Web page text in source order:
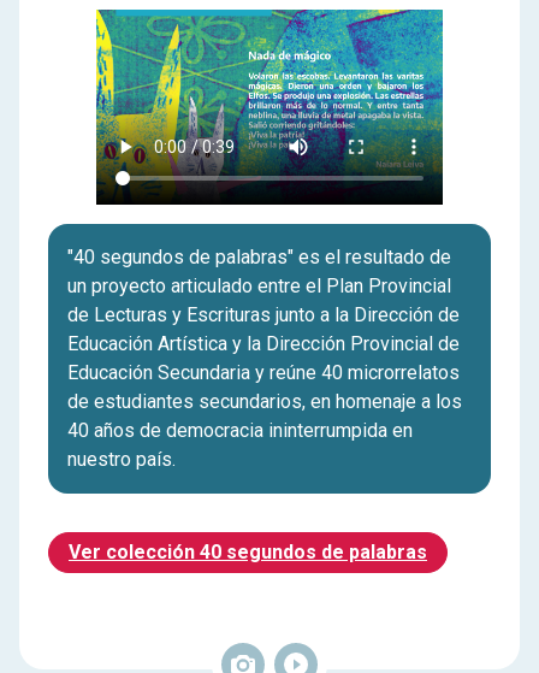
"40 segundos de palabras" es el resultado de
un proyecto articulado entre el Plan Provincial
de Lecturas y Escrituras junto a la Dirección de
Educación Artística y la Dirección Provincial de
Educación Secundaria y reúne 40 microrrelatos
de estudiantes secundarios, en homenaje a los
40 años de democracia ininterrumpida en
nuestro país.
Ver colección 40 segundos de palabras